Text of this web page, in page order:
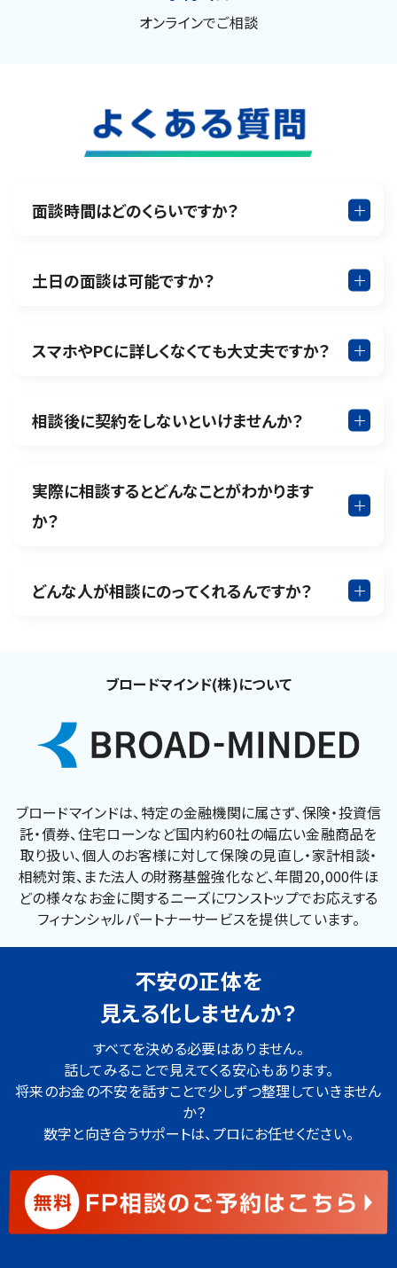
オンラインでご相談
面談時間はどのくらいですか？
土日の面談は可能ですか？
スマホやPCに詳しくなくても大丈夫ですか？
相談後に契約をしないといけませんか？
実際に相談するとどんなことがわかります
か？
どんな人が相談にのってくれるんですか？
ブロードマインド(株)について
ブロードマインドは、特定の金融機関に属さず、保険・投資信
託・債券、住宅ローンなど国内約60社の幅広い金融商品を
取り扱い、個人のお客様に対して保険の見直し・家計相談・
相続対策、また法人の財務基盤強化など、年間20,000件ほ
どの様々なお金に関するニーズにワンストップでお応えする
フィナンシャルパートナーサービスを提供しています。
不安の正体を
見える化しませんか？
すべてを決める必要はありません。
話してみることで見えてくる安心もあります。
将来のお金の不安を話すことで少しずつ整理していきません
か？
数字と向き合うサポートは、プロにお任せください。